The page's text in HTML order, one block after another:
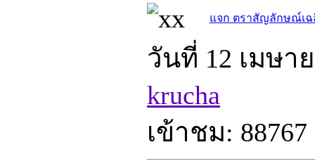
แจก ตราสัญลักษณ์เฉ
วันที่ 12 เมษา
krucha
เข้าชม: